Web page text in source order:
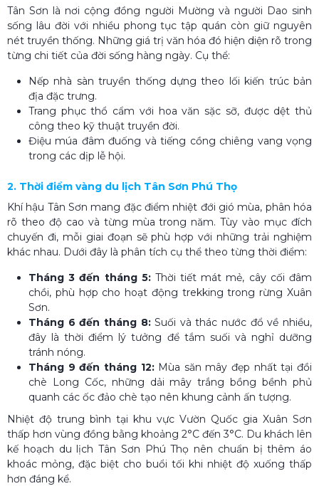
Tân Sơn là nơi cộng đồng người Mường và người Dao sinh
sống lâu đời với nhiều phong tục tập quán còn giữ nguyên
nét truyền thống. Những giá trị văn hóa đó hiện diện rõ trong
từng chi tiết của đời sống hàng ngày. Cụ thể:
Nếp nhà sàn truyền thống dựng theo lối kiến trúc bản
địa đặc trưng.
Trang phục thổ cẩm với hoa văn sặc sỡ, được dệt thủ
công theo kỹ thuật truyền đời.
Điệu múa đâm đuống và tiếng cồng chiêng vang vọng
trong các dịp lễ hội.
2. Thời điểm vàng du lịch Tân Sơn Phú Thọ​
Khí hậu Tân Sơn mang đặc điểm nhiệt đới gió mùa, phân hóa
rõ theo độ cao và từng mùa trong năm. Tùy vào mục đích
chuyến đi, mỗi giai đoạn sẽ phù hợp với những trải nghiệm
khác nhau. Dưới đây là phân tích cụ thể theo từng thời điểm:
Tháng 3 đến tháng 5: Thời tiết mát mẻ, cây cối đâm
chồi, phù hợp cho hoạt động trekking trong rừng Xuân
Sơn.
Tháng 6 đến tháng 8:Suối và thác nước đổ về nhiều,
đây là thời điểm lý tưởng để tắm suối và nghỉ dưỡng
tránh nóng.
Tháng 9 đến tháng 12: Mùa săn mây đẹp nhất tại đồi
chè Long Cốc, những dải mây trắng bồng bềnh phủ
quanh các ốc đảo chè tạo nên khung cảnh ấn tượng.
Nhiệt độ trung bình tại khu vực Vườn Quốc gia Xuân Sơn
thấp hơn vùng đồng bằng khoảng 2°C đến 3°C. Du khách lên
kế hoạch du lịch Tân Sơn Phú Thọ nên chuẩn bị thêm áo
khoác mỏng, đặc biệt cho buổi tối khi nhiệt độ xuống thấp
hơn đáng kể.